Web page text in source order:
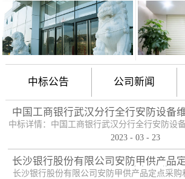
中标公告 公司新闻
中国工商银行武汉分行全行安防设备
项目
中标详情：中国工商银行武汉分行全行安防设
目（项目编号：HBZTH-FW-2022-106），于
定贵单位为本项目2包的入围供应商。中
2023 - 03 - 23
长沙银行股份有限公司安防甲供产品
目——中标公告
长沙银行股份有限公司安防甲供产品定点采购